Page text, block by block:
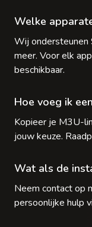
Welke
Wij ondersteunen
meer. Voor elk
beschikbaar.
Hoe voeg ik
Kopieer je M3U-
jouw keuze.
Wat als de
Neem contact op
persoonlijke hulp